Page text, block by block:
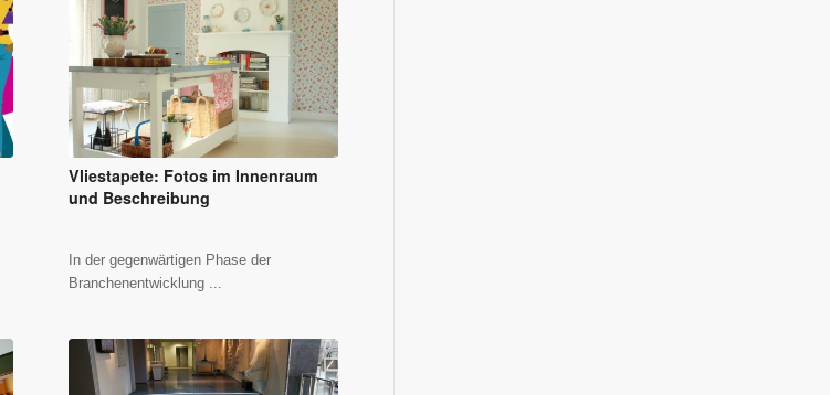
Vliestapete: Fotos im Innenraum
und Beschreibung
In der gegenwärtigen Phase der
Branchenentwicklung ...